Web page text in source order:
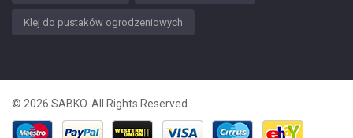
Klej do pustaków ogrodzeniowych
© 2026 SABKO. All Rights Reserved.